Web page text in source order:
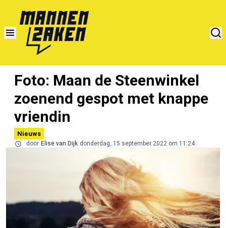
Foto: Maan de Steenwinkel
zoenend gespot met knappe
vriendin
Nieuws
door Elise van Dijk donderdag, 15 september 2022 om 11:24